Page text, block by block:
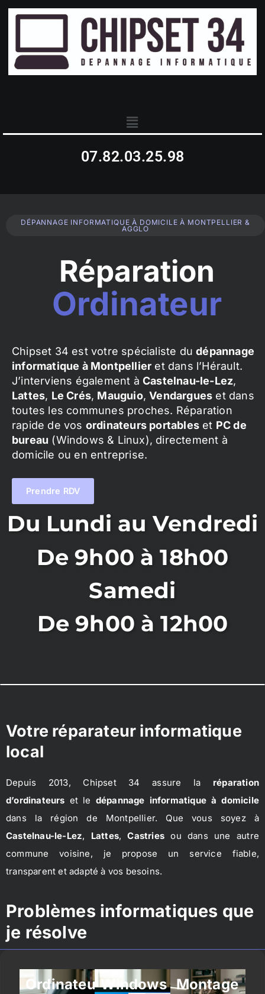
07.82.03.25.98
DÉPANNAGE INFORMATIQUE À DOMICILE À MONTPELLIER &
AGGLO
Réparation
Ordinateur
Chipset 34 est votre spécialiste dudépannage
informatique à Montpellier et dans l’Hérault.
J’interviens également à Castelnau-le-Lez,
Lattes, Le Crés, Mauguio,Vendargues et dans
toutes les communes proches. Réparation
rapide de vos ordinateurs portables et PC de
bureau (Windows & Linux), directement à
domicile ou en entreprise.
Prendre RDV
Du Lundi au Vendredi
De 9h00 à 18h00
Samedi
De 9h00 à 12h00
Votre réparateur informatique
local
Depuis 2013, Chipset 34 assure la réparation
d’ordinateurs et le dépannage informatique à domicile
dans la région de Montpellier. Que vous soyez à
Castelnau-le-Lez, Lattes,Castries ou dans une autre
commune voisine, je propose un service fiable,
transparent et adapté à vos besoins.
Problèmes informatiques que
je résolve
OrdinateurWindows Montage